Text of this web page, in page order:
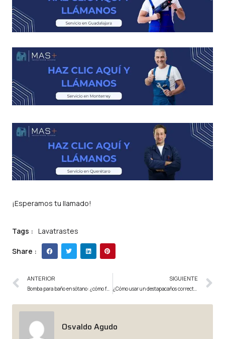
¡Esperamos tu llamado!
Tags : Lavatrastes
Share :
ANTERIOR
Bomba para baño en sótano: ¿cómo funciona?
SIGUIENTE
¿Cómo usar un destapacaños correctamente?
Osvaldo Agudo